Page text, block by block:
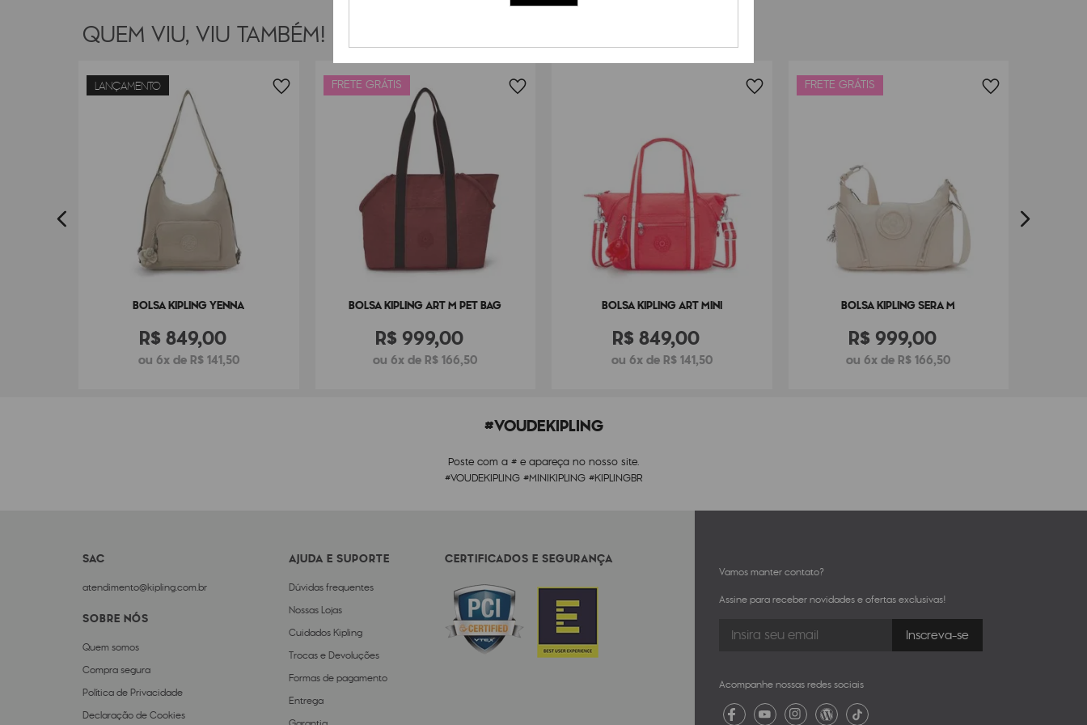
QUEM VIU, VIU TAMBÉM!
LANÇAMENTO
BOLSA KIPLING YENNA
R$849,00
ou 6x de R$ 141,50
FRETE GRÁTIS
BOLSA KIPLING ART M PET BAG
R$ 999,00
ou 6x de R$ 166,50
BOLSA KIPLING ART MINI
R$849,00
ou 6x de R$ 141,50
FRETE GRÁTIS
BOLSA KIPLING SERA M
R$ 999,00
ou 6x de R$ 166,50
#VOUDEKIPLING
Poste com a # e apareça no nosso site.
#VOUDEKIPLING #MINIKIPLING #KIPLINGBR
SAC
atendimento@kipling.com.br
SOBRE NÓS
Quem somos
Compra segura
Política de Privacidade
Declaração de Cookies
AJUDA E SUPORTE
Dúvidas frequentes
Nossas Lojas
Cuidados Kipling
Trocas e Devoluções
Formas de pagamento
Entrega
CERTIFICADOS E SEGURANÇA
Vamos manter contato?
Assine para receber novidades e ofertas exclusivas!
Acompanhe nossas redes sociais